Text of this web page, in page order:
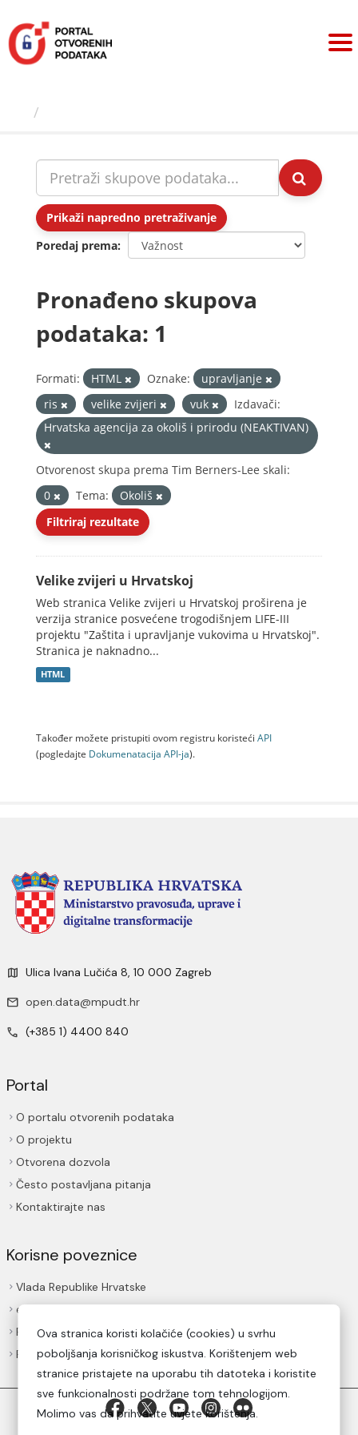
sadržaj
Prikaži napredno pretraživanje
Poredaj prema
Pronađeno skupova
podataka: 1
Formati: HTML Oznake:
upravljanje
ris
velike zvijeri vuk
Izdavači:
Hrvatska agencija za okoliš i prirodu (NEAKTIVAN)
Otvorenost skupa prema Tim Berners-Lee skali:
0
Tema:
Okoliš
Filtriraj rezultate
Velike zvijeri u Hrvatskoj
Web stranica Velike zvijeri u Hrvatskoj proširena je
verzija stranice posvećene trogodišnjem LIFE-III
projektu "Zaštita i upravljanje vukovima u Hrvatskoj".
Stranica je naknadno...
HTML
Također možete pristupiti ovom registru koristeći API
(pogledajte Dokumenаtаcijа API-jа).